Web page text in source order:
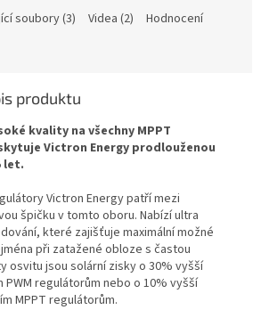
soubory (3) Videa (2) Hodnocení
produktu
kvality na všechny MPPT
Victron Energy prodlouženou
let.
Victron Energy patří mezi
špičku v tomto oboru. Nabízí ultra
které zajišťuje maximální možné
při zatažené obloze s častou
osvitu jsou solární zisky o 30% vyšší
regulátorům nebo o 10% vyšší
MPPT regulátorům.